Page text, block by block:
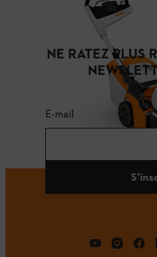
NE RATEZ PLUS
E-mail